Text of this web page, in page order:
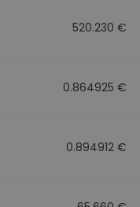
520.230 €
0.864925 €
0.894912 €